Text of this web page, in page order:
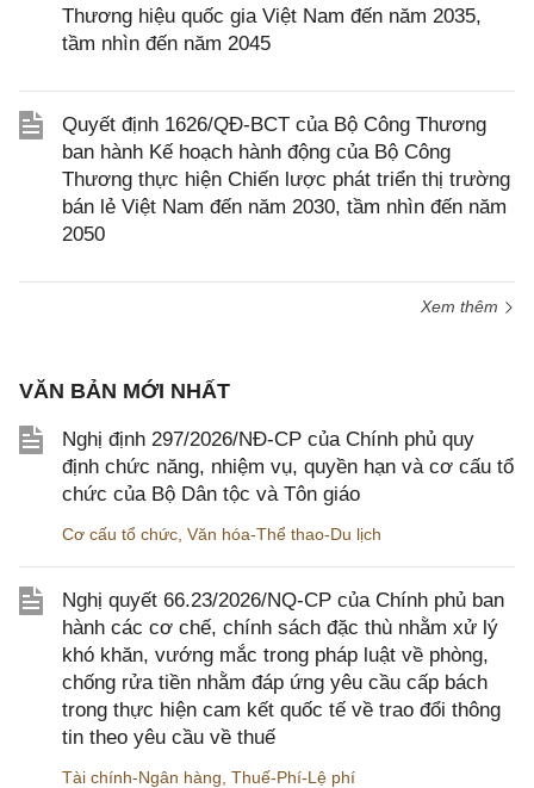
Thương hiệu quốc gia Việt Nam đến năm 2035,
tầm nhìn đến năm 2045
Quyết định 1626/QĐ-BCT của Bộ Công Thương
ban hành Kế hoạch hành động của Bộ Công
Thương thực hiện Chiến lược phát triển thị trường
bán lẻ Việt Nam đến năm 2030, tầm nhìn đến năm
2050
Xem thêm
VĂN BẢN MỚI NHẤT
Nghị định 297/2026/NĐ-CP của Chính phủ quy
định chức năng, nhiệm vụ, quyền hạn và cơ cấu tổ
chức của Bộ Dân tộc và Tôn giáo
Cơ cấu tổ chức Văn hóa-Thể thao-Du lịch
Nghị quyết 66.23/2026/NQ-CP của Chính phủ ban
hành các cơ chế, chính sách đặc thù nhằm xử lý
khó khăn, vướng mắc trong pháp luật về phòng,
chống rửa tiền nhằm đáp ứng yêu cầu cấp bách
trong thực hiện cam kết quốc tế về trao đổi thông
tin theo yêu cầu về thuế
Tài chính-Ngân hàng Thuế-Phí-Lệ phí